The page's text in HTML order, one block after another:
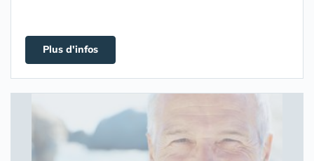
Plus d'infos